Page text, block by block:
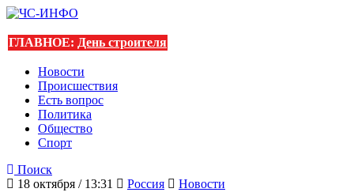
ГЛАВНОЕ: День строителя
Новости
Происшествия
Есть вопрос
Политика
Общество
Спорт
Поиск
18 октября / 13:31
Россия Новости